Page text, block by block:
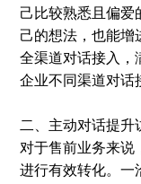
己比较熟悉且偏爱
己的想法，也能增
全渠道对话接入，
企业不同渠道对话
二、主动对话提升
对于售前业务来说
进行有效转化。一